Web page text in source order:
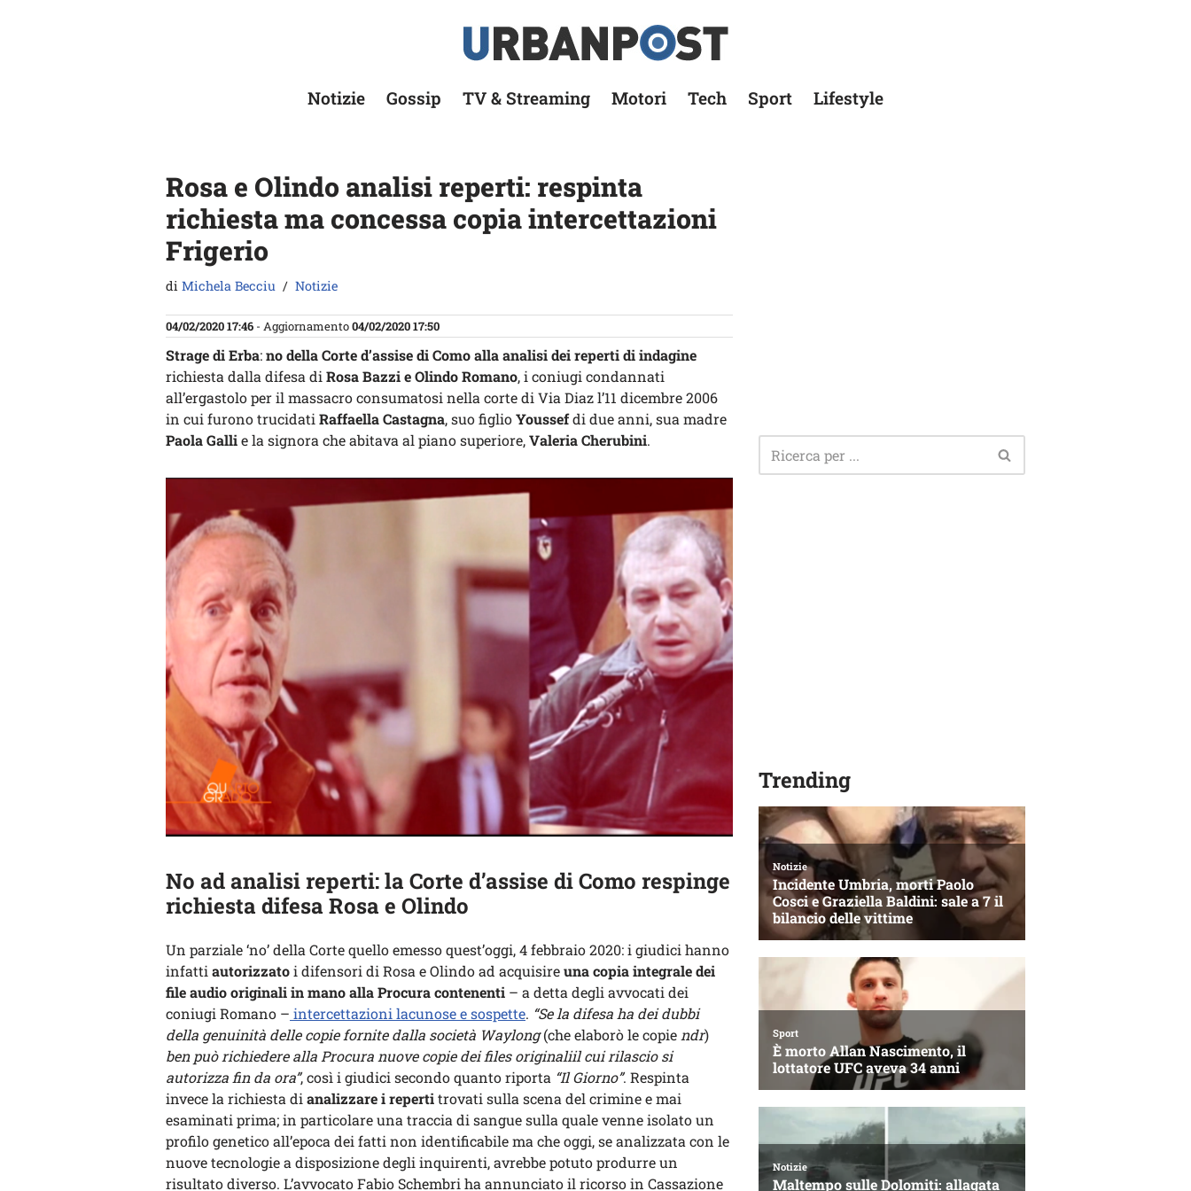
Notizie Gossip TV & Streaming Motori Tech Sport Lifestyle
Rosa e Olindo analisi reperti: respinta
richiesta ma concessa copia intercettazioni
Frigerio
di Michela Becciu Notizie
04/02/2020 17:46 - Aggiornamento04/02/2020 17:50
Strage di Erba:no della Corte d’assise di Como alla analisi dei reperti di indagine
richiesta dalla difesa di Rosa Bazzi e Olindo Romano, i coniugi condannati
all’ergastolo per il massacro consumatosi nella corte di Via Diaz l’11 dicembre 2006
in cui furono trucidati Raffaella Castagna, suo figlioYoussefdi due anni, sua madre
Paola Gallie la signora che abitava al piano superiore,Valeria Cherubini.
No ad analisi reperti: la Corte d’assise di Como respinge
richiesta difesa Rosa e Olindo
Un parziale ‘no’ della Corte quello emesso quest’oggi, 4 febbraio 2020: i giudici hanno
infatti autorizzatoi difensori di Rosa e Olindo ad acquisireuna copia integrale dei
file audio originali in mano alla Procura contenenti – a detta degli avvocati dei
coniugi Romano – intercettazioni lacunose e sospette. “Se la difesa ha dei dubbi
della genuinità delle copie fornite dalla società Waylong(che elaborò le copie ndr)
ben può richiedere alla Procura nuove copie dei files originaliil cui rilascio si
autorizza fin da ora”, così i giudici secondo quanto riporta “Il Giorno”. Respinta
invece la richiesta di analizzare i repertitrovati sulla scena del crimine e mai
esaminati prima; in particolare una traccia di sangue sulla quale venne isolato un
profilo genetico all’epoca dei fatti non identificabile ma che oggi, se analizzata con le
nuove tecnologie a disposizione degli inquirenti, avrebbe potuto produrre un
risultato diverso. L’avvocato Fabio Schembri ha annunciato il ricorso in Cassazione
Trending